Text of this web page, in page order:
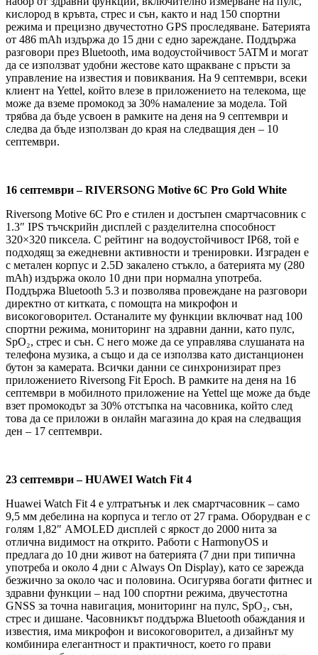
кислород в кръвта, стрес и сън, както и над 150 спортни
режима и прецизно двучестотно GPS проследяване. Батерията
от 486 mAh издържа до 15 дни с едно зареждане. Поддържа
разговори през Bluetooth, има водоустойчивост 5ATM и могат
да се използват удобни жестове като щракване с пръсти за
управление на известия и повиквания. На 9 септември, всеки
клиент на Yettel, който влезе в приложението на телекома, ще
може да вземе промокод за 30% намаление за модела. Той
трябва да бъде усвоен в рамките на деня на 9 септември и
следва да бъде използван до края на следващия ден – 10
септември.
16 септември – RIVERSONG Motive 6C Pro Gold White
Riversong Motive 6C Pro е стилен и достъпен смартчасовник с
1.3″ IPS тъчскрийн дисплей с разделителна способност
320×320 пиксела. С рейтинг на водоустойчивост IP68, той е
подходящ за ежедневни активности и тренировки. Изграден е
с метален корпус и 2.5D закалено стъкло, а батерията му (280
mAh) издържа около 10 дни при нормална употреба.
Поддържа Bluetooth 5.3 и позволява провеждане на разговори
директно от китката, с помощта на микрофон и
високоговорител. Останалите му функции включват над 100
спортни режима, мониторинг на здравни данни, като пулс,
SpO₂, стрес и сън. С него може да се управлява слушаната на
телефона музика, а също и да се използва като дистанционен
бутон за камерата. Всички данни се синхронизират през
приложението Riversong Fit Epoch. В рамките на деня на 16
септември в мобилното приложение на Yettel ще може да бъде
взет промокодът за 30% отстъпка на часовника, който след
това да се приложи в онлайн магазина до края на следващия
ден – 17 септември.
23 септември – HUAWEI Watch Fit 4
Huawei Watch Fit 4 е ултратънък и лек смартчасовник – само
9,5 мм дебелина на корпуса и тегло от 27 грама. Оборудван е с
голям 1,82″ AMOLED дисплей с яркост до 2000 нита за
отлична видимост на открито. Работи с HarmonyOS и
предлага до 10 дни живот на батерията (7 дни при типична
употреба и около 4 дни с Always On Display), като се зарежда
безжично за около час и половина. Осигурява богати фитнес и
здравни функции – над 100 спортни режима, двучестотна
GNSS за точна навигация, мониторинг на пулс, SpO₂, сън,
стрес и дишане. Часовникът поддържа Bluetooth обаждания и
известия, има микрофон и високоговорител, а дизайнът му
комбинира елегантност и практичност, което го прави